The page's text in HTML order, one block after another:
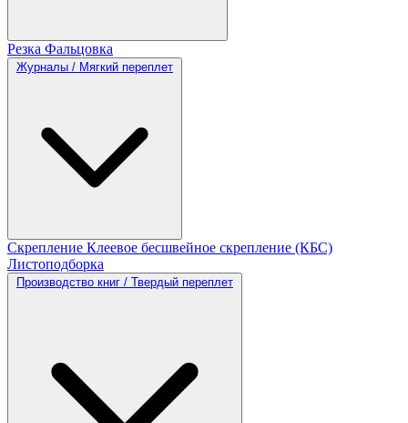
Резка Фальцовка
Журналы / Мягкий переплет
Скрепление Клеевое бесшвейное скрепление (КБС)
Листоподборка
Производство книг / Твердый переплет